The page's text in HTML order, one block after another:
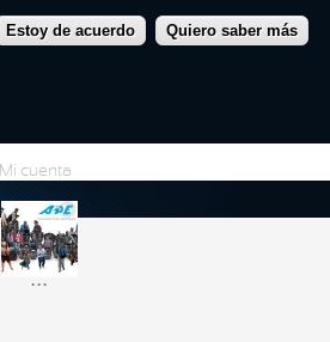
Estoy de acuerdo Quiero saber más
Mi cuenta
...